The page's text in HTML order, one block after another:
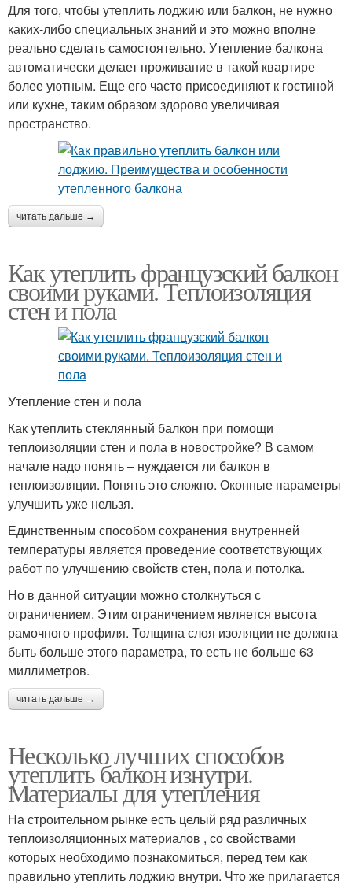
Для того, чтобы утеплить лоджию или балкон, не нужно
каких-либо специальных знаний и это можно вполне
реально сделать самостоятельно. Утепление балкона
автоматически делает проживание в такой квартире
более уютным. Еще его часто присоединяют к гостиной
или кухне, таким образом здорово увеличивая
пространство.
читать дальше →
Как утеплить французский балкон
своими руками. Теплоизоляция
стен и пола
Утепление стен и пола
Как утеплить стеклянный балкон при помощи
теплоизоляции стен и пола в новостройке? В самом
начале надо понять – нуждается ли балкон в
теплоизоляции. Понять это сложно. Оконные параметры
улучшить уже нельзя.
Единственным способом сохранения внутренней
температуры является проведение соответствующих
работ по улучшению свойств стен, пола и потолка.
Но в данной ситуации можно столкнуться с
ограничением. Этим ограничением является высота
рамочного профиля. Толщина слоя изоляции не должна
быть больше этого параметра, то есть не больше 63
миллиметров.
читать дальше →
Несколько лучших способов
утеплить балкон изнутри.
Материалы для утепления
На строительном рынке есть целый ряд различных
теплоизоляционных материалов , со свойствами
которых необходимо познакомиться, перед тем как
правильно утеплить лоджию внутри. Что же прилагается